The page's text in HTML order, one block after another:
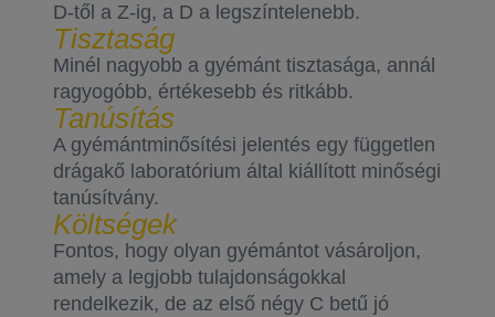
D-től a Z-ig, a D a legszíntelenebb.
Tisztaság
Minél nagyobb a gyémánt tisztasága, annál
ragyogóbb, értékesebb és ritkább.
Tanúsítás
A gyémántminősítési jelentés egy független
drágakő laboratórium által kiállított minőségi
tanúsítvány.
Költségek
Fontos, hogy olyan gyémántot vásároljon,
amely a legjobb tulajdonságokkal
rendelkezik, de az első négy C betű jó